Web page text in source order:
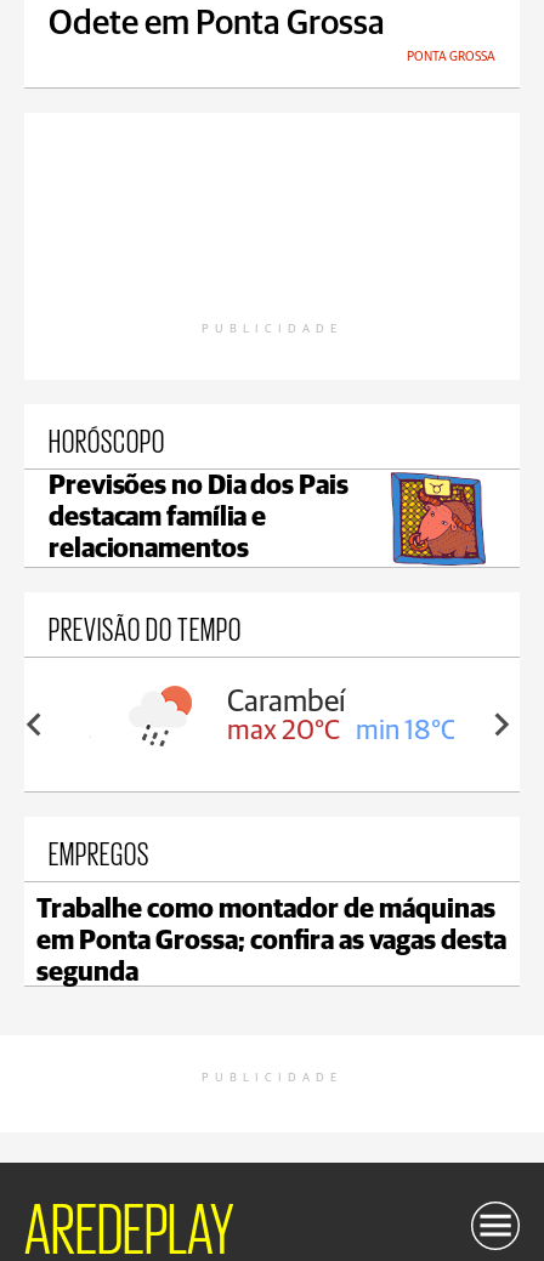
Odete em Ponta Grossa
PONTA GROSSA
PUBLICIDADE
HORÓSCOPO
Previsões no Dia dos Pais
destacam família e
relacionamentos
PREVISÃO DO TEMPO
18°C
Carambeí
max 20°C min 18°C
EMPREGOS
Trabalhe como montador de máquinas
em Ponta Grossa; confira as vagas desta
segunda
PUBLICIDADE
AREDEPLAY